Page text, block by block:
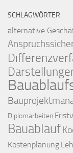
SCHLAGWÖRTER
alternative
Diplomarbeiten
Bauablauf
Kostenplanung